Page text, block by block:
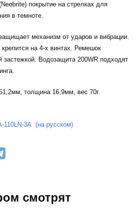
покрытие на стрелках для
в темноте.
механизм от ударов и вибрации.
на 4-х винтах. Ремешок
застежкой. Водозащита 200WR подходят
толщина 16,9мм, вес 70г.
110LN-3A (на русском)
смотрят